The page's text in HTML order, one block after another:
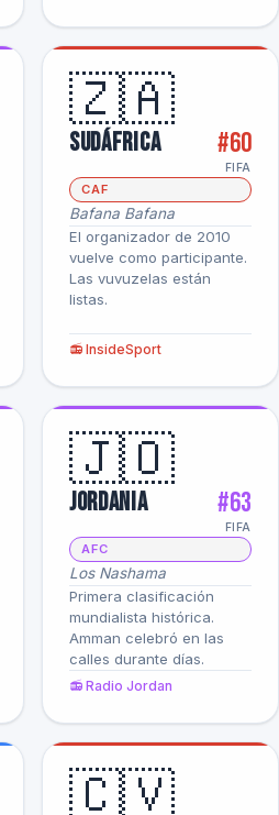
🇿🇦
Sudáfrica #60
FIFA
CAF
Bafana Bafana
El organizador de 2010
vuelve como participante.
Las vuvuzelas están
listas.
📻 InsideSport
🇯🇴
Jordania #63
FIFA
AFC
Los Nashama
Primera clasificación
mundialista histórica.
Amman celebró en las
calles durante días.
📻 Radio Jordan
🇨🇻